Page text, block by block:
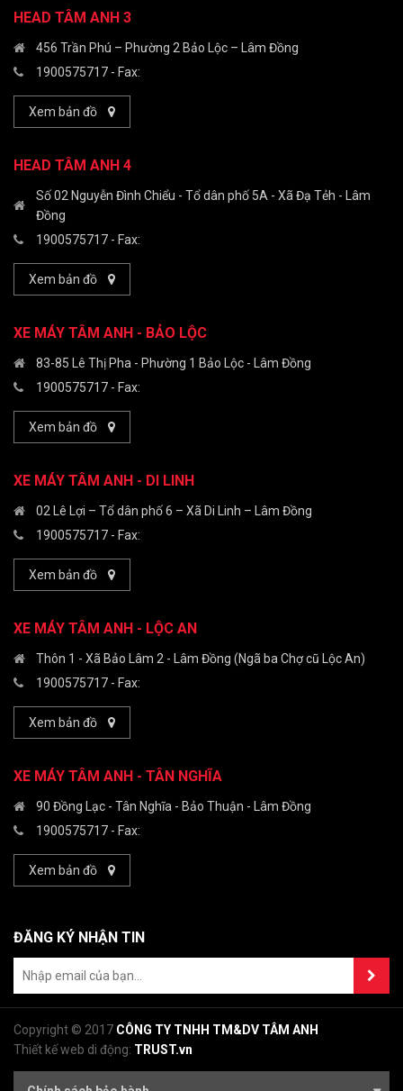
HEAD TÂM ANH 3
456 Trần Phú – Phường 2 Bảo Lộc – Lâm Đồng
1900575717 - Fax:
Xem bản đồ
HEAD TÂM ANH 4
Số 02 Nguyễn Đình Chiểu - Tổ dân phố 5A - Xã Đạ Tẻh - Lâm
Đồng
1900575717 - Fax:
Xem bản đồ
XE MÁY TÂM ANH - BẢO LỘC
83-85 Lê Thị Pha - Phường 1 Bảo Lộc - Lâm Đồng
1900575717 - Fax:
Xem bản đồ
XE MÁY TÂM ANH - DI LINH
02 Lê Lợi – Tổ dân phố 6 – Xã Di Linh – Lâm Đồng
1900575717 - Fax:
Xem bản đồ
XE MÁY TÂM ANH - LỘC AN
Thôn 1 - Xã Bảo Lâm 2 - Lâm Đồng (Ngã ba Chợ cũ Lộc An)
1900575717 - Fax:
Xem bản đồ
XE MÁY TÂM ANH - TÂN NGHĨA
90 Đồng Lạc - Tân Nghĩa - Bảo Thuận - Lâm Đồng
1900575717 - Fax:
Xem bản đồ
ĐĂNG KÝ NHẬN TIN
Copyright © 2017 CÔNG TY TNHH TM&DV TÂM ANH
Thiết kế web di động: TRUST.vn